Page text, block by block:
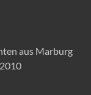
aus Marburg